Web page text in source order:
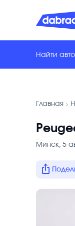
Найти авто
Главная chevron_forward
Минск, 5
ios_share